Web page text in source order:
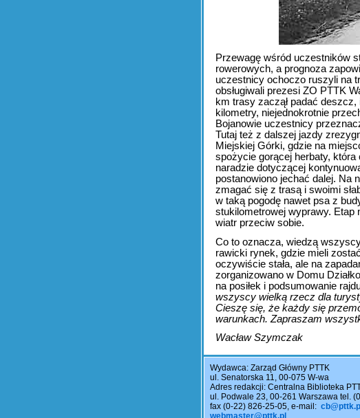
Przewagę wśród uczestników
rowerowych, a prognoza
uczestnicy ochoczo ruszyli na
obsługiwali prezesi ZO PTTK
km trasy zaczął padać
kilometry, niejednokrotnie
Bojanowie uczestnicy
Tutaj też z dalszej jazdy
Miejskiej Górki, gdzie na
spożycie gorącej herbaty,
naradzie dotyczącej
postanowiono jechać dalej. Na
zmagać się z trasą i swoimi
w taką pogodę nawet psa z
stukilometrowej wyprawy. Etap
wiatr przeciw sobie.
Co to oznacza, wiedzą
rawicki rynek, gdzie mieli
oczywiście stała, ale na
zorganizowano w Domu
na posiłek i podsumowanie
wszyscy wielką rzecz dla
Cieszę się, że każdy się
warunkach. Zapraszam
Wacław Szymczak
Wydawca: Zarząd Główny PTTK
ul. Senatorska 11, 00-075 W-wa
Adres redakcji: Centralna Biblioteka
ul. Podwale 23, 00-261 Warszawa tel.
fax (0-22) 826-25-05, e-mail: cb@pttk.pl
webmaster@pttk.pl